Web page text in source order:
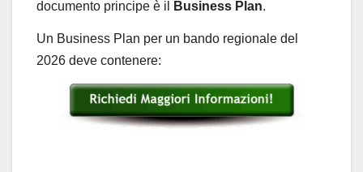
documento principe è il
Business Plan.
Un Business Plan per un bando regionale del
2026 deve contenere: